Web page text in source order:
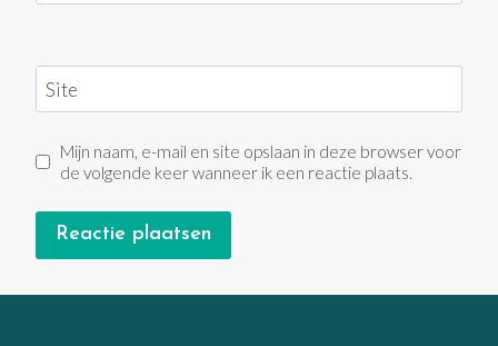
Site
Mijn naam, e-mail en site opslaan in deze browser voor
de volgende keer wanneer ik een reactie plaats.